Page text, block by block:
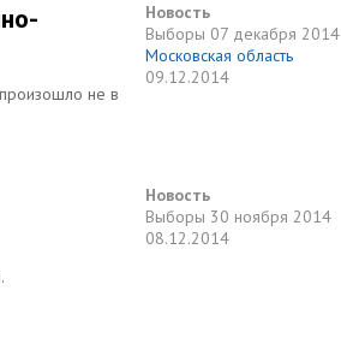
не в
Новость
Выборы 07 декабря 2014
Московская область
09.12.2014
Новость
Выборы 30 ноября 2014
08.12.2014